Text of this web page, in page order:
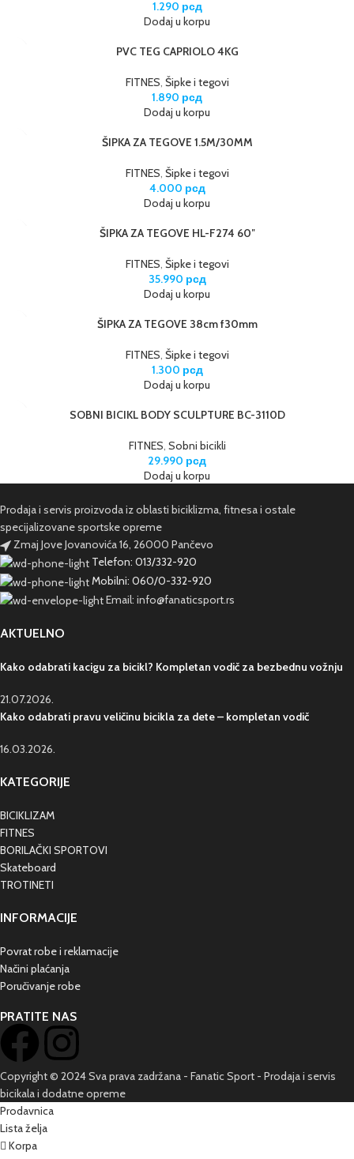
1.290 рсд
Dodaj u korpu
PVC TEG CAPRIOLO 4KG
FITNES, Šipke i tegovi
1.890 рсд
Dodaj u korpu
ŠIPKA ZA TEGOVE 1.5M/30MM
FITNES, Šipke i tegovi
4.000 рсд
Dodaj u korpu
ŠIPKA ZA TEGOVE HL-F274 60″
FITNES, Šipke i tegovi
35.990 рсд
Dodaj u korpu
ŠIPKA ZA TEGOVE 38cm f30mm
FITNES, Šipke i tegovi
1.300 рсд
Dodaj u korpu
SOBNI BICIKL BODY SCULPTURE BC-3110D
FITNES, Sobni bicikli
29.990 рсд
Dodaj u korpu
Prodaja i servis proizvoda iz oblasti biciklizma, fitnesa i ostale
specijalizovane sportske opreme
Zmaj Jove Jovanovića 16, 26000 Pančevo
Telefon: 013/332-920
Mobilni: 060/0-332-920
Email: info@fanaticsport.rs
AKTUELNO
Kako odabrati kacigu za bicikl? Kompletan vodič za bezbednu vožnju
21.07.2026.
Kako odabrati pravu veličinu bicikla za dete – kompletan vodič
16.03.2026.
KATEGORIJE
BICIKLIZAM
FITNES
BORILAČKI SPORTOVI
Skateboard
TROTINETI
INFORMACIJE
Povrat robe i reklamacije
Načini plaćanja
Poručivanje robe
PRATITE NAS
Copyright © 2024 Sva prava zadržana - Fanatic Sport - Prodaja i servis
bicikala i dodatne opreme
Prodavnica
Lista želja
Korpa